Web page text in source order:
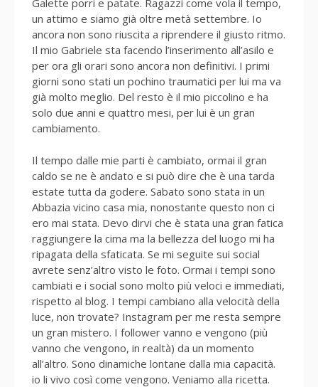
Galette porri e patate. Ragazzi come vola il tempo,
un attimo e siamo già oltre metà settembre. Io
ancora non sono riuscita a riprendere il giusto ritmo.
Il mio Gabriele sta facendo l’inserimento all’asilo e
per ora gli orari sono ancora non definitivi. I primi
giorni sono stati un pochino traumatici per lui ma va
già molto meglio. Del resto è il mio piccolino e ha
solo due anni e quattro mesi, per lui è un gran
cambiamento.
Il tempo dalle mie parti è cambiato, ormai il gran
caldo se ne è andato e si può dire che è una tarda
estate tutta da godere. Sabato sono stata in un
Abbazia vicino casa mia, nonostante questo non ci
ero mai stata. Devo dirvi che è stata una gran fatica
raggiungere la cima ma la bellezza del luogo mi ha
ripagata della sfaticata. Se mi seguite sui social
avrete senz’altro visto le foto. Ormai i tempi sono
cambiati e i social sono molto più veloci e immediati,
rispetto al blog. I tempi cambiano alla velocità della
luce, non trovate? Instagram per me resta sempre
un gran mistero. I follower vanno e vengono (più
vanno che vengono, in realtà) da un momento
all’altro. Sono dinamiche lontane dalla mia capacità.
io li vivo così come vengono. Veniamo alla ricetta.